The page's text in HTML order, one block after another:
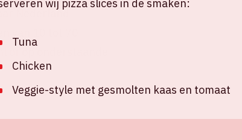
Nederland -
van 10 tot 70
op onderstaande
wij pizza slices in de smaken:
Tuna
Chicken
Veggie-style met gesmolten kaas en tomaat